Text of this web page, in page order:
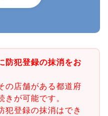
防犯登録の抹消をお
の店舗がある都道府
きが可能です。
犯登録の抹消はでき